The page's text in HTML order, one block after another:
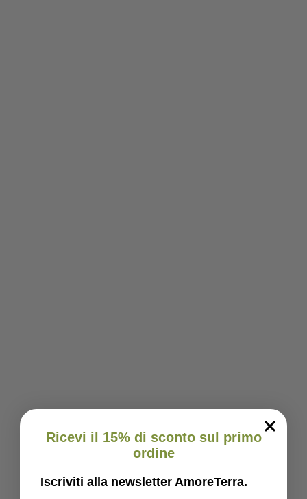
Ricevi il 15% di sconto sul primo
ordine
Iscriviti alla newsletter AmoreTerra.